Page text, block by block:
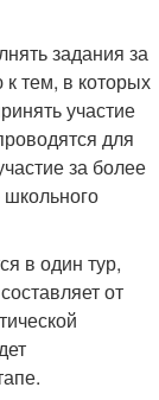
задания за
тем, в которых
участие
для
за более
в один тур,
от